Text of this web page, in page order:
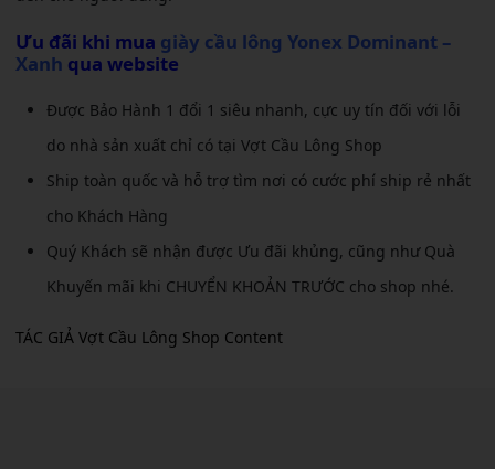
Ưu đãi khi mua giày cầu lông Yonex Dominant –
Xanh qua website
Được Bảo Hành 1 đổi 1 siêu nhanh, cực uy tín đối với lỗi
do nhà sản xuất chỉ có tại Vợt Cầu Lông Shop
Ship toàn quốc và hỗ trợ tìm nơi có cước phí ship rẻ nhất
cho Khách Hàng
Quý Khách sẽ nhận được Ưu đãi khủng, cũng như Quà
Khuyến mãi khi CHUYỂN KHOẢN TRƯỚC cho shop nhé.
TÁC GIẢ Vợt Cầu Lông Shop Content